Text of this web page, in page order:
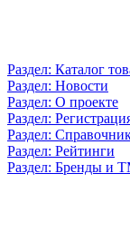
Раздел: Каталог
Раздел: Новости
Раздел: О проекте
Раздел:
Раздел:
Раздел: Рейтинги
Раздел: Бренды и